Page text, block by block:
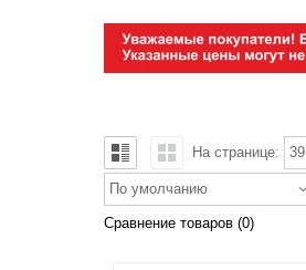
На странице: 39
По умолчанию
Сравнение товаров (0)